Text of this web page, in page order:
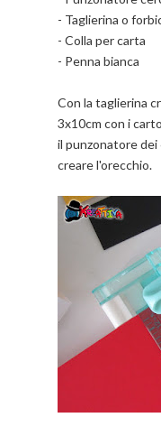
- Taglierina o
- Colla per carta
- Penna bianca
Con la taglierina
3x10cm con i
il punzonatore
creare l'orecchio.